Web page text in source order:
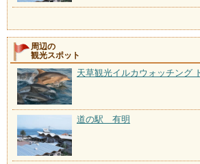
周辺の
観光スポット
天草観光イルカウォッチング
道の駅 有明